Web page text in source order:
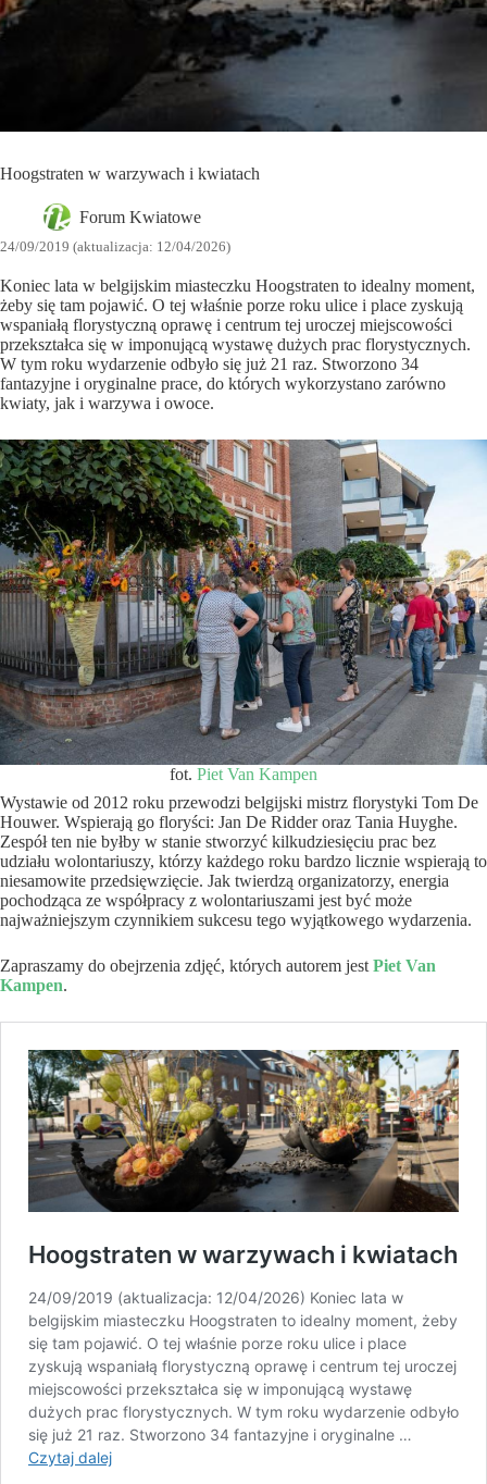
Hoogstraten w warzywach i kwiatach
Forum Kwiatowe
24/09/2019 (aktualizacja: 12/04/2026)
Koniec lata w belgijskim miasteczku Hoogstraten to idealny moment,
żeby się tam pojawić. O tej właśnie porze roku ulice i place zyskują
wspaniałą florystyczną oprawę i centrum tej uroczej miejscowości
przekształca się w imponującą wystawę dużych prac florystycznych.
W tym roku wydarzenie odbyło się już 21 raz. Stworzono 34
fantazyjne i oryginalne prace, do których wykorzystano zarówno
kwiaty, jak i warzywa i owoce.
fot. Piet Van Kampen
Wystawie od 2012 roku przewodzi belgijski mistrz florystyki Tom De
Houwer. Wspierają go floryści: Jan De Ridder oraz Tania Huyghe.
Zespół ten nie byłby w stanie stworzyć kilkudziesięciu prac bez
udziału wolontariuszy, którzy każdego roku bardzo licznie wspierają to
niesamowite przedsięwzięcie. Jak twierdzą organizatorzy, energia
pochodząca ze współpracy z wolontariuszami jest być może
najważniejszym czynnikiem sukcesu tego wyjątkowego wydarzenia.
Zapraszamy do obejrzenia zdjęć, których autorem jest Piet Van
Kampen.